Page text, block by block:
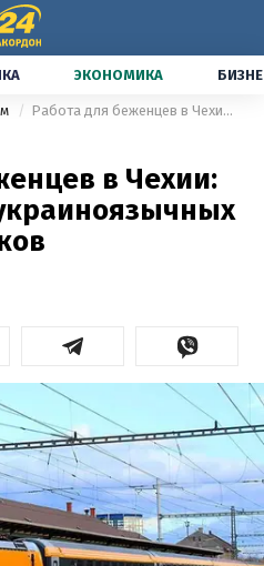
ЭКОНОМИКА
Работа для беженцев в Чехии: RegioJet ищет украиноязычных бортпроводников
в Чехии: